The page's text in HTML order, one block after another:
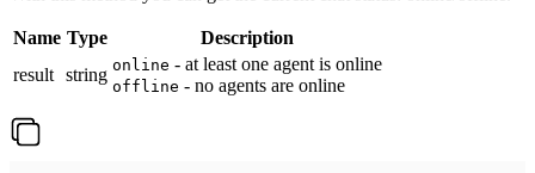
Name Type
Description
result string online - at least one agent is online
offline - no agents are online